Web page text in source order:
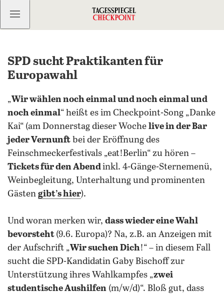
Kostenlos anmelden
SPD sucht Praktikanten für
Europawahl
„Wir wählen noch einmal und noch einmal und
noch einmal“ heißt es im Checkpoint-Song „Danke
Kai“ (am Donnerstag dieser Woche live in der Bar
jeder Vernunft bei der Eröffnung des
Feinschmeckerfestivals „eat!Berlin“ zu hören –
Tickets für den Abendinkl. 4-Gänge-Sternemenü,
Weinbegleitung, Unterhaltung und prominenten
Gästen gibt’s hier).
Und woran merken wir, dass wieder eine Wahl
bevorsteht (9.6. Europa)? Na, z.B. an Anzeigen mit
der Aufschrift „Wir suchen Dich!“ – in diesem Fall
sucht die SPD-Kandidatin Gaby Bischoff zur
Unterstützung ihres Wahlkampfes „zwei
studentische Aushilfen (m/w/d)“. Bloß gut, dass